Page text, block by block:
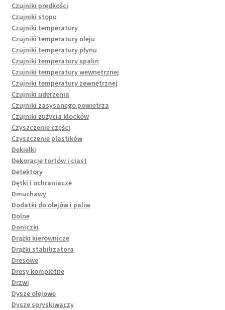
Czujniki prędkości
Czujniki stopu
Czujniki temperatury
Czujniki temperatury oleju
Czujniki temperatury płynu
Czujniki temperatury spalin
Czujniki temperatury wewnętrznej
Czujniki temperatury zewnętrznej
Czujniki uderzenia
Czujniki zasysanego powietrza
Czujniki zużycia klocków
Czyszczenie części
Czyszczenie plastików
Dekielki
Dekoracje tortów i ciast
Detektory
Dętki i ochraniacze
Dmuchawy
Dodatki do olejów i paliw
Dolne
Doniczki
Drążki kierownicze
Drążki stabilizatora
Dresowe
Dresy kompletne
Drzwi
Dysze olejowe
Dysze spryskiwaczy